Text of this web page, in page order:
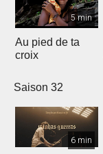
5 min
Au pied de ta
croix
Saison 32
6 min